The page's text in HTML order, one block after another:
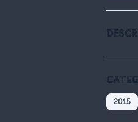
2015